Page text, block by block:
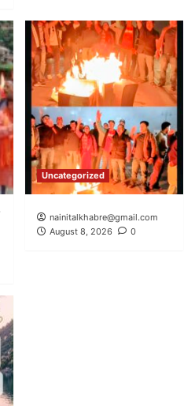
Uncategorized
nainitalkhabre@gmail.com
August 8, 2026
0